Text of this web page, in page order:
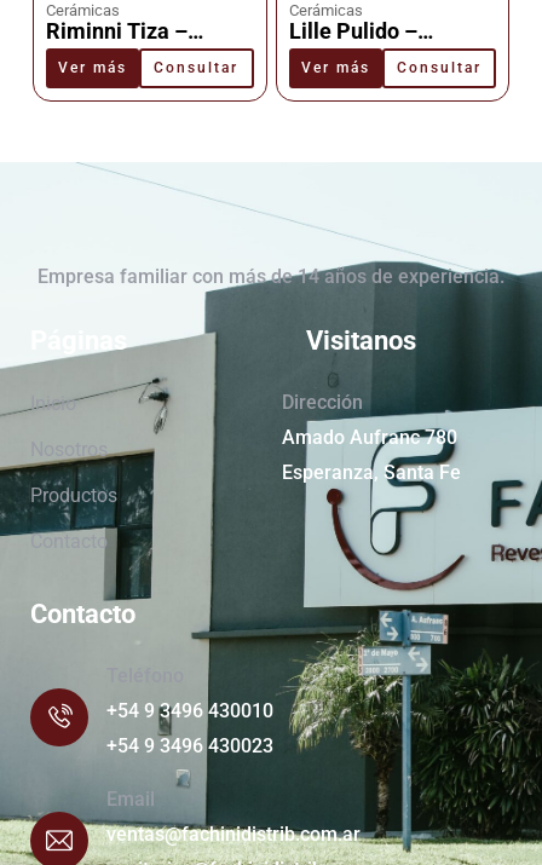
Cerámicas
Riminni Tiza –
Cerámica –
Cañuelas
Ver más Consultar
Cerámicas
Lille Pulido –
Cerámica –
Cañuelas
Ver más Consultar
Empresa familiar con más de 14 años de experiencia.
Páginas
Inicio
Nosotros
Productos
Contacto
Visitanos
Dirección
Amado Aufranc 780
Esperanza, Santa Fe
Contacto
+54 9 3496 430010
+54 9 3496 430023
Email
ventas@fachinidistrib.com.ar